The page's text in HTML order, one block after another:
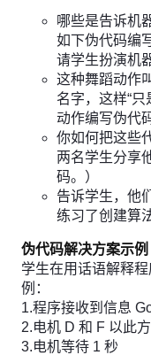
哪些是告诉机
如下伪代码编
请学生扮演机
这种舞蹈动作
名字，这样“
动作编写伪代
你如何把这些
两名学生分享
码。）
告诉学生，他
练习了创建算
伪代码解决方案示例
学生在用话语解释
例：
1.程序接收到信息
2.电机 D 和 F 以此
3.电机等待 1 秒